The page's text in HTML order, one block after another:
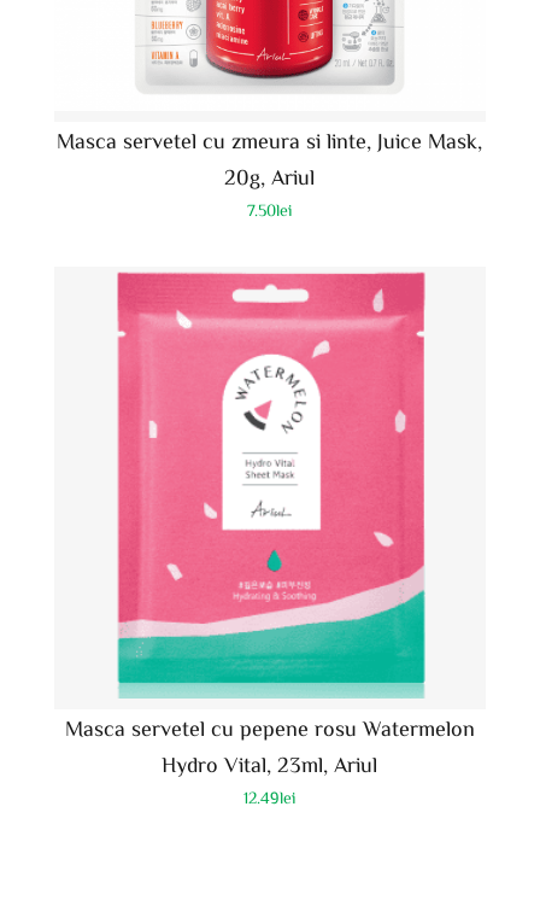
Masca servetel cu zmeura si linte, Juice Mask,
20g, Ariul
7.50lei
Masca servetel cu pepene rosu Watermelon
Hydro Vital, 23ml, Ariul
12.49lei